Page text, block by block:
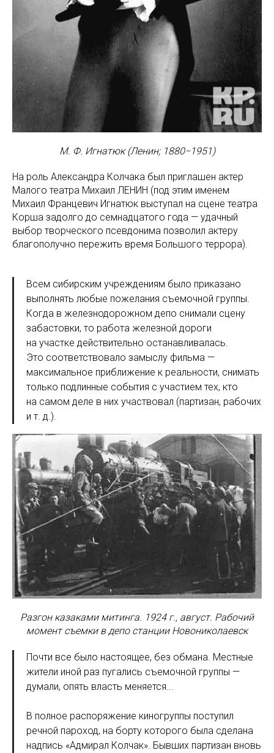
М. Ф. Игнатюк (Ленин; 1880−1951)
На роль Александра Колчака был приглашен актер
Малого театра Михаил ЛЕНИН (под этим именем
Михаил Францевич Игнатюк выступал на сцене театра
Корша задолго до семнадцатого года — удачный
выбор творческого псевдонима позволил актеру
благополучно пережить время Большого террора).
Всем сибирским учреждениям было приказано
выполнять любые пожелания съемочной группы.
Когда в железнодорожном депо снимали сцену
забастовки, то работа железной дороги
на участке действительно останавливалась.
Это соответствовало замыслу фильма —
максимальное приближение к реальности, снимать
только подлинные события с участием тех, кто
на самом деле в них участвовал (партизан, рабочих
и т. д.).
Разгон казаками митинга. 1924 г., август. Рабочий
момент съемки в депо станции Новониколаевск
Почти все было настоящее, без обмана. Местные
жители иной раз пугались съемочной группы —
думали, опять власть меняется...
В полное распоряжение киногруппы поступил
речной пароход, на борту которого была сделана
надпись «Адмирал Колчак». Бывших партизан вновь